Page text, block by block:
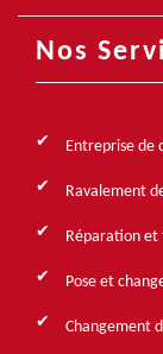
Nos
Entreprise de
Ravalement
Réparation
Pose et
Changement